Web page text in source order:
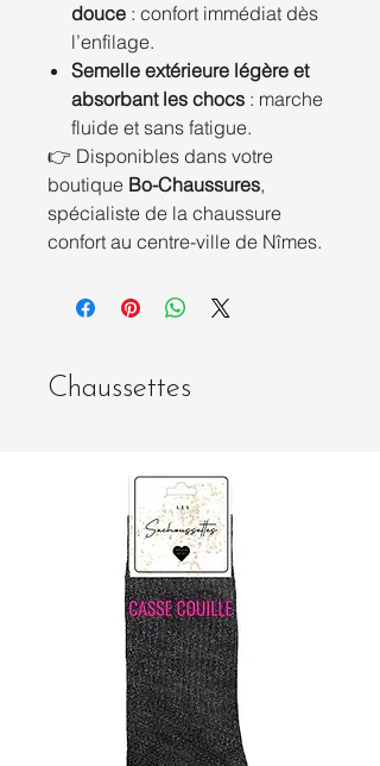
douce : confort immédiat dès
l’enfilage.
Semelle extérieure légère et
absorbant les chocs : marche
fluide et sans fatigue.
👉 Disponibles dans votre
boutique Bo-Chaussures,
spécialiste de la chaussure
confort au centre-ville de Nîmes.
Chaussettes